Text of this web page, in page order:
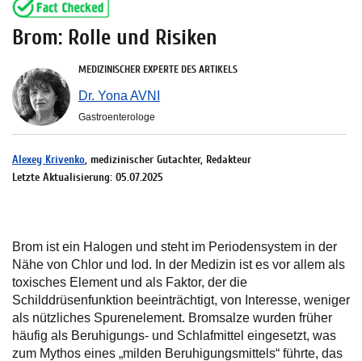
Brom: Rolle und Risiken
MEDIZINISCHER EXPERTE DES ARTIKELS
Dr. Yona AVNI
Gastroenterologe
Alexey Krivenko, medizinischer Gutachter, Redakteur
Letzte Aktualisierung: 05.07.2025
Brom ist ein Halogen und steht im Periodensystem in der
Nähe von Chlor und Iod. In der Medizin ist es vor allem als
toxisches Element und als Faktor, der die
Schilddrüsenfunktion beeinträchtigt, von Interesse, weniger
als nützliches Spurenelement. Bromsalze wurden früher
häufig als Beruhigungs- und Schlafmittel eingesetzt, was
zum Mythos eines „milden Beruhigungsmittels“ führte, das